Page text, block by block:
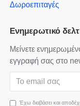
Δωροεπιταγές
Ενημερωτικό
Μείνετε
εγγραφή σας στο
Έχω διαβάσει και